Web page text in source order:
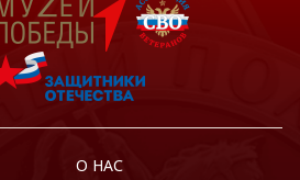
О НАС